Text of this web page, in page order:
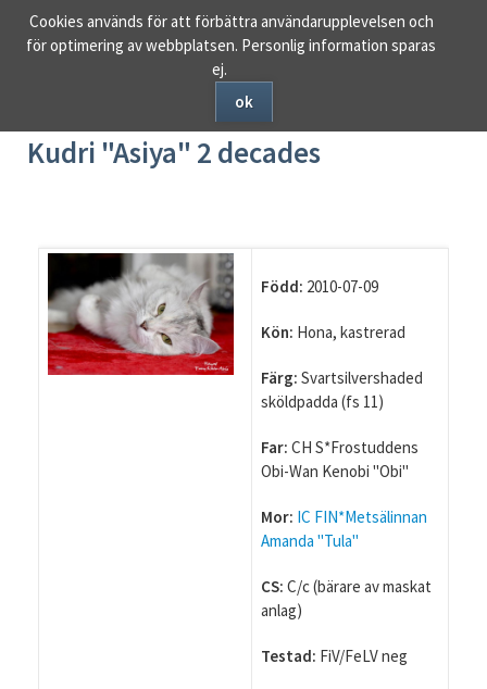
Ta
bort
CH S*Tunsji's Tsarskaya
Kudri "Asiya" 2 decades
Född: 2010-07-09
Kön: Hona, kastrerad
Färg: Svartsilvershaded
sköldpadda (fs 11)
Far: CH S*Frostuddens
Obi-Wan Kenobi "Obi"
Mor: IC FIN*Metsälinnan
Amanda "Tula"
CS:C/c (bärare av maskat
anlag)
Testad: FiV/FeLV neg
Cookies används för att förbättra användarupplevelsen och
för optimering av webbplatsen. Personlig information sparas
ej.
ok